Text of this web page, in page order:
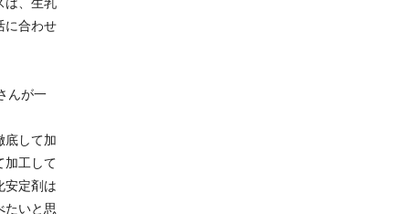
に合わせ
んが一
底して加
加工して
安定剤は
たいと思